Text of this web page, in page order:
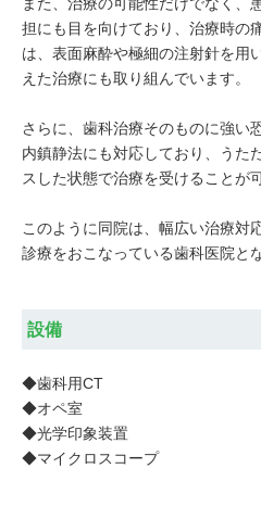
また、治療の可能性だけでなく、
担にも目を向けており、治療時の
は、表面麻酔や極細の注射針を用
えた治療にも取り組んでいます。
さらに、歯科治療そのものに強い
内鎮静法にも対応しており、うた
スした状態で治療を受けることが
このように同院は、幅広い治療対
診療をおこなっている歯科医院と
設備
◆歯科用CT
◆オペ室
◆光学印象装置
◆マイクロスコープ